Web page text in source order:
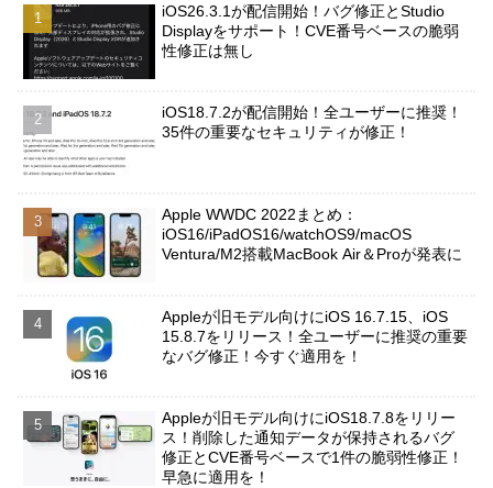
iOS26.3.1が配信開始！バグ修正とStudio
Displayをサポート！CVE番号ベースの脆弱
性修正は無し
iOS18.7.2が配信開始！全ユーザーに推奨！
35件の重要なセキュリティが修正！
Apple WWDC 2022まとめ：
iOS16/iPadOS16/watchOS9/macOS
Ventura/M2搭載MacBook Air＆Proが発表に
Appleが旧モデル向けにiOS 16.7.15、iOS
15.8.7をリリース！全ユーザーに推奨の重要
なバグ修正！今すぐ適用を！
Appleが旧モデル向けにiOS18.7.8をリリー
ス！削除した通知データが保持されるバグ
修正とCVE番号ベースで1件の脆弱性修正！
早急に適用を！